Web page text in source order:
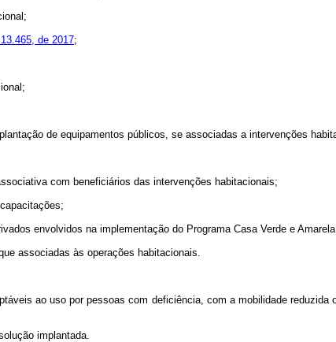
13.465, de 2017;
de equipamentos públicos, se associadas a intervenções
com beneficiários das intervenções habitacionais;
envolvidos na implementação do Programa Casa Verde e
associadas às operações habitacionais.
ao uso por pessoas com deficiência, com a mobilidade
implantada.